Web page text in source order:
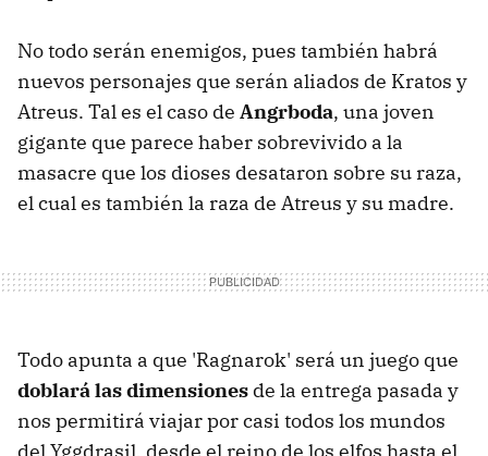
No todo serán enemigos, pues también habrá
nuevos personajes que serán aliados de Kratos y
Atreus. Tal es el caso de Angrboda, una joven
gigante que parece haber sobrevivido a la
masacre que los dioses desataron sobre su raza,
el cual es también la raza de Atreus y su madre.
Todo apunta a que 'Ragnarok' será un juego que
doblará las dimensiones de la entrega pasada y
nos permitirá viajar por casi todos los mundos
del Yggdrasil, desde el reino de los elfos hasta el